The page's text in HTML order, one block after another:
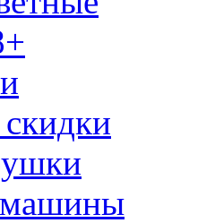
машины